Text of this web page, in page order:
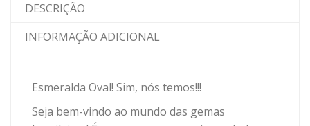
DESCRIÇÃO
INFORMAÇÃO ADICIONAL
Esmeralda Oval! Sim, nós temos!!!
Seja bem-vindo ao mundo das gemas